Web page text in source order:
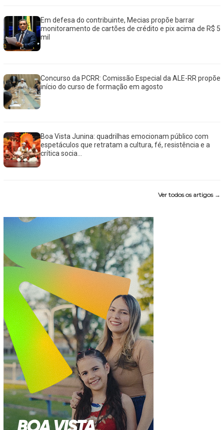
Em defesa do contribuinte, Mecias propõe barrar
monitoramento de cartões de crédito e pix acima de R$ 5
mil
Concurso da PCRR: Comissão Especial da ALE-RR propõe
início do curso de formação em agosto
Boa Vista Junina: quadrilhas emocionam público com
espetáculos que retratam a cultura, fé, resistência e a
crítica socia...
Ver todos os artigos →